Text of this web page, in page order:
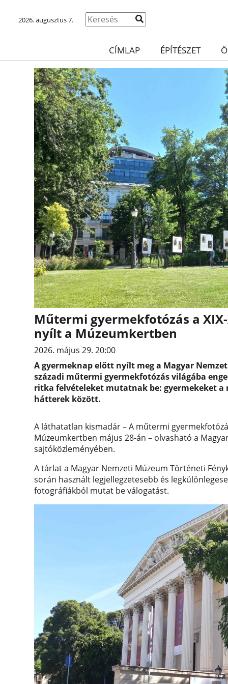
2026. augusztus 7.
CÍMLAP ÉPÍTÉSZET
Műtermi gyermekfotózás a
nyílt a Múzeumkertben
2026. május 29. 20:00
A gyermeknap előtt nyílt meg a Magyar
századi műtermi gyermekfotózás világába
ritka felvételeket mutatnak be: gyermekeket
hátterek között.
A láthatatlan kismadár – A műtermi
Múzeumkertben május 28-án – olvasható a
sajtóközleményében.
A tárlat a Magyar Nemzeti Múzeum Történeti
során használt legjellegzetesebb és
fotográfiákból mutat be válogatást.